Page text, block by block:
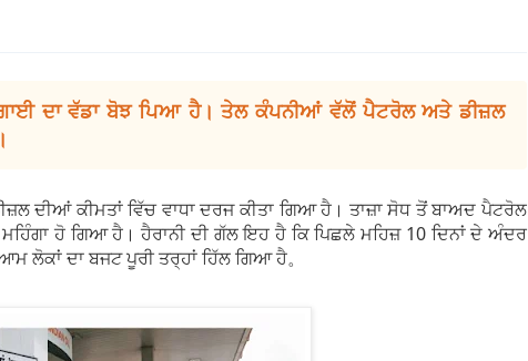
ਦਾ ਵੱਡਾ ਬੋਝ ਪਿਆ ਹੈ। ਤੇਲ ਕੰਪਨੀਆਂ ਵੱਲੋਂ ਪੈਟਰੋਲ ਅਤੇ ਡੀਜ਼ਲ
ਦੀਆਂ ਕੀਮਤਾਂ ਵਿੱਚ ਵਾਧਾ ਦਰਜ ਕੀਤਾ ਗਿਆ ਹੈ। ਤਾਜ਼ਾ ਸੋਧ ਤੋਂ ਬਾਅਦ ਪੈਟਰੋਲ
ਹੋ ਗਿਆ ਹੈ। ਹੈਰਾਨੀ ਦੀ ਗੱਲ ਇਹ ਹੈ ਕਿ ਪਿਛਲੇ ਮਹਿਜ਼ 10 ਦਿਨਾਂ ਦੇ ਅੰਦਰ
ਲੋਕਾਂ ਦਾ ਬਜਟ ਪੂਰੀ ਤਰ੍ਹਾਂ ਹਿੱਲ ਗਿਆ ਹੈ。